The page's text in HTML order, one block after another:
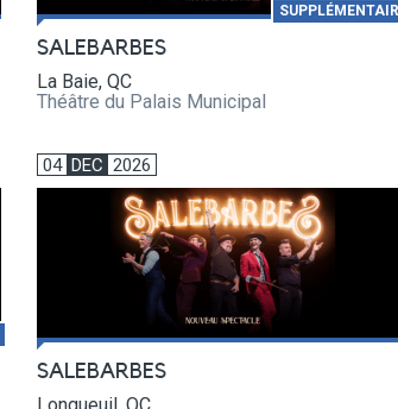
SALEBARBES
La Baie, QC
Théâtre du Palais Municipal
04 DEC 2026
SALEBARBES
Longueuil, QC